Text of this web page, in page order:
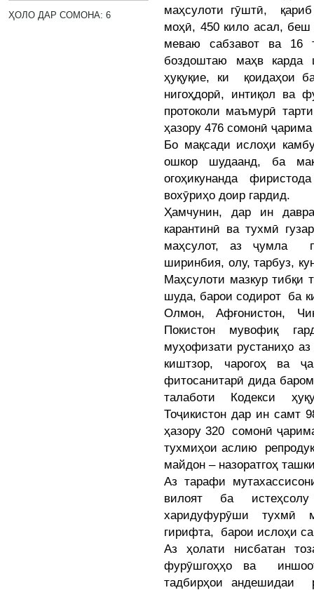
ҲОЛО ДАР СОМОНА: 6
маҳсулоти гӯштӣ,
моҳӣ, 450 кило асал,
меваю сабзавот ва
боздоштаю маҳв
ҳуқуқие, ки қоидаҳои
нигоҳдорӣ, интиқол ва
протоколи маъмурӣ
ҳазору 476 сомонӣ
Бо мақсади ислоҳи
ошкор шудаанд, ба
огоҳикунанда
вохӯриҳо доир гардид.
Ҳамчунин, дар ин
карантинӣ ва тухмӣ
маҳсулот, аз ҷумла
ширинбия, олу, тарбуз,
Маҳсулоти мазкур тибқи
шуда, барои содирот ба
Олмон, Афғонистон,
Покистон мувофиқ
муҳофизати рустаниҳо
киштзор, чарогоҳ ва
фитосанитарӣ дида
талаботи Кодекси
Тоҷикистон дар ин самт
ҳазору 320 сомонӣ
тухмиҳои аслию
майдон – назоратгоҳ
Аз тарафи
вилоят ба
харидуфурӯши тухмӣ
гирифта, барои ислоҳи
Аз ҳолати нисбатан
фурӯшгоҳҳо ва
тадбирҳои андешидаи